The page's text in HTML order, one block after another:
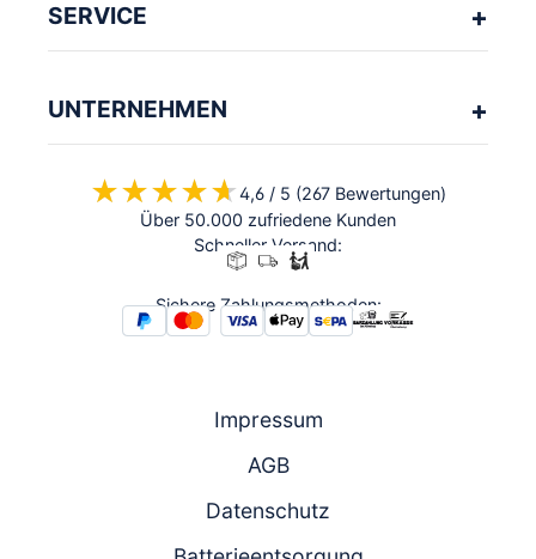
SERVICE
UNTERNEHMEN
★★★★★
★★★★★4,6 / 5 (267 Bewertungen)
Über 50.000 zufriedene Kunden
Schneller Versand:
Sichere Zahlungsmethoden:
Impressum
AGB
Datenschutz